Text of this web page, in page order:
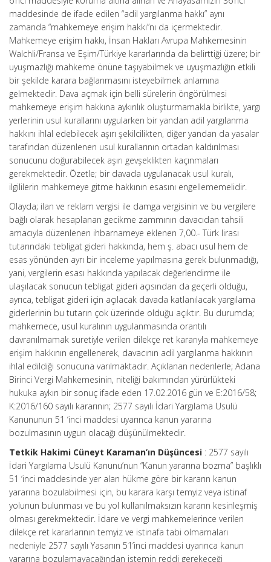
maddesinde de ifade edilen “adil yargılanma hakkı” aynı
zamanda “mahkemeye erişim hakkı”nı da içermektedir.
Mahkemeye erişim hakkı, İnsan Hakları Avrupa Mahkemesinin
Walchli/Fransa ve Eşim/Türkiye kararlarında da belirttiği üzere; bir
uyuşmazlığı mahkeme önüne taşıyabilmek ve uyuşmazlığın etkili
bir şekilde karara bağlanmasını isteyebilmek anlamına
gelmektedir. Dava açmak için belli sürelerin öngörülmesi
mahkemeye erişim hakkına aykırılık oluşturmamakla birlikte, yargı
yerlerinin usul kurallarını uygularken bir yandan adil yargılanma
hakkını ihlal edebilecek aşırı şekilcilikten, diğer yandan da yasalar
tarafından düzenlenen usul kurallarının ortadan kaldırılması
sonucunu doğurabilecek aşırı gevşeklikten kaçınmaları
gerekmektedir. Özetle; bir davada uygulanacak usul kuralı,
ilgililerin mahkemeye gitme hakkının esasını engellememelidir.
Olayda; ilan ve reklam vergisi ile damga vergisinin ve bu vergilere
bağlı olarak hesaplanan gecikme zammının davacıdan tahsili
amacıyla düzenlenen ihbarnameye eklenen 7,00.- Türk lirası
tutarındaki tebligat gideri hakkında, hem ş. abacı usul hem de
esas yönünden ayrı bir inceleme yapılmasına gerek bulunmadığı,
yani, vergilerin esası hakkında yapılacak değerlendirme ile
ulaşılacak sonucun tebligat gideri açısından da geçerli olduğu,
ayrıca, tebligat gideri için açılacak davada katlanılacak yargılama
giderlerinin bu tutarın çok üzerinde olduğu açıktır. Bu durumda;
mahkemece, usul kuralının uygulanmasında orantılı
davranılmamak suretiyle verilen dilekçe ret kararıyla mahkemeye
erişim hakkının engellenerek, davacının adil yargılanma hakkının
ihlal edildiği sonucuna varılmaktadır. Açıklanan nedenlerle; Adana
Birinci Vergi Mahkemesinin, niteliği bakımından yürürlükteki
hukuka aykırı bir sonuç ifade eden 17.02.2016 gün ve E:2016/58;
K:2016/160 sayılı kararının; 2577 sayılı İdari Yargılama Usulü
Kanununun 51 ‘inci maddesi uyarınca kanun yararına
bozulmasının uygun olacağı düşünülmektedir.
Tetkik Hakimi Cüneyt Karaman’ın Düşüncesi : 2577 sayılı
İdari Yargılama Usulü Kanunu’nun “Kanun yararına bozma” başlıklı
51 ‘inci maddesinde yer alan hükme göre bir kararın kanun
yararına bozulabilmesi için, bu karara karşı temyiz veya istinaf
yolunun bulunması ve bu yol kullanılmaksızın kararın kesinleşmiş
olması gerekmektedir. İdare ve vergi mahkemelerince verilen
dilekçe ret kararlarının temyiz ve istinafa tabi olmamaları
nedeniyle 2577 sayılı Yasanın 51’inci maddesi uyarınca kanun
yararına bozulamayacağından istemin reddi gerekeceği